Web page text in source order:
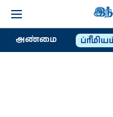
அண்மை